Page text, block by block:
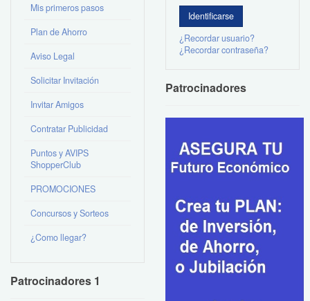
Mis primeros pasos
Plan de Ahorro
Aviso Legal
Solicitar Invitación
Invitar Amigos
Contratar Publicidad
Puntos y AVIPS
ShopperClub
PROMOCIONES
Concursos y Sorteos
¿Como llegar?
Patrocinadores 1
¿Recordar usuario?
¿Recordar contraseña?
Patrocinadores